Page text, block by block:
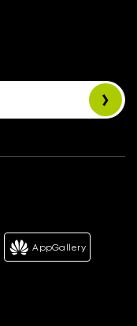
AppGallery